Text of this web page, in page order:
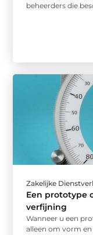
beheerders die
Zakelijke
Een prototype
verfijning
Wanneer u een
alleen om vorm